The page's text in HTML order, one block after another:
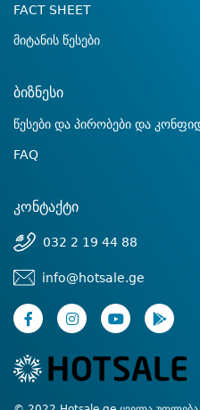
FACT SHEET
მიტანის წესები
ბიზნესი
წესები და პირობები და
FAQ
კონტაქტი
032 2 19 44 88
info@hotsale.ge